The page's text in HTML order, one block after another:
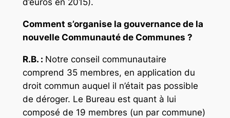
d’euros en 2015).
Comment s’organise la gouvernance de la
nouvelle Communauté de Communes ?
R.B. : Notre conseil communautaire
comprend 35 membres, en application du
droit commun auquel il n’était pas possible
de déroger. Le Bureau est quant à lui
composé de 19 membres (un par commune)